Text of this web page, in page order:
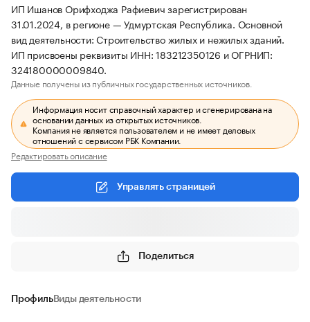
ИП Ишанов Орифходжа Рафиевич зарегистрирован
31.01.2024, в регионе — Удмуртская Республика. Основной
вид деятельности: Строительство жилых и нежилых зданий.
ИП присвоены реквизиты ИНН: 183212350126 и ОГРНИП:
324180000009840.
Данные получены из публичных государственных источников.
Информация носит справочный характер и сгенерирована на
основании данных из открытых источников.
Компания не является пользователем и не имеет деловых
отношений с сервисом РБК Компании.
Редактировать описание
Управлять страницей
Поделиться
ПрофильВиды деятельности